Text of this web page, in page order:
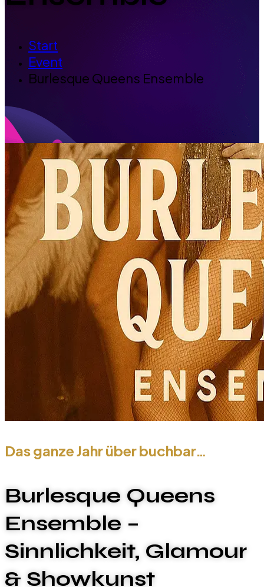
Start
Event
Burlesque Queens Ensemble
Das ganze Jahr über buchbar…
Burlesque Queens
Ensemble –
Sinnlichkeit, Glamour
& Showkunst